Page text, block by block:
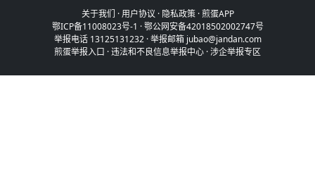
关于我们 ·用户协议 · 隐私政策·煎蛋APP
鄂ICP备11008023号-1 ·鄂公网安备42018502002747号
举报电话 13125131232 · 举报邮箱 jubao@jandan.com
煎蛋举报入口 ·违法和不良信息举报中心 ·涉企举报专区